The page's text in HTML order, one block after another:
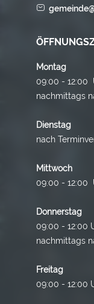
Montag
09:00 - 12:00
nachmittags
Dienstag
nach
Mittwoch
09:00 - 12:00
Donnerstag
09:00 -
nachmittags
Freitag
09:00 - 12:00